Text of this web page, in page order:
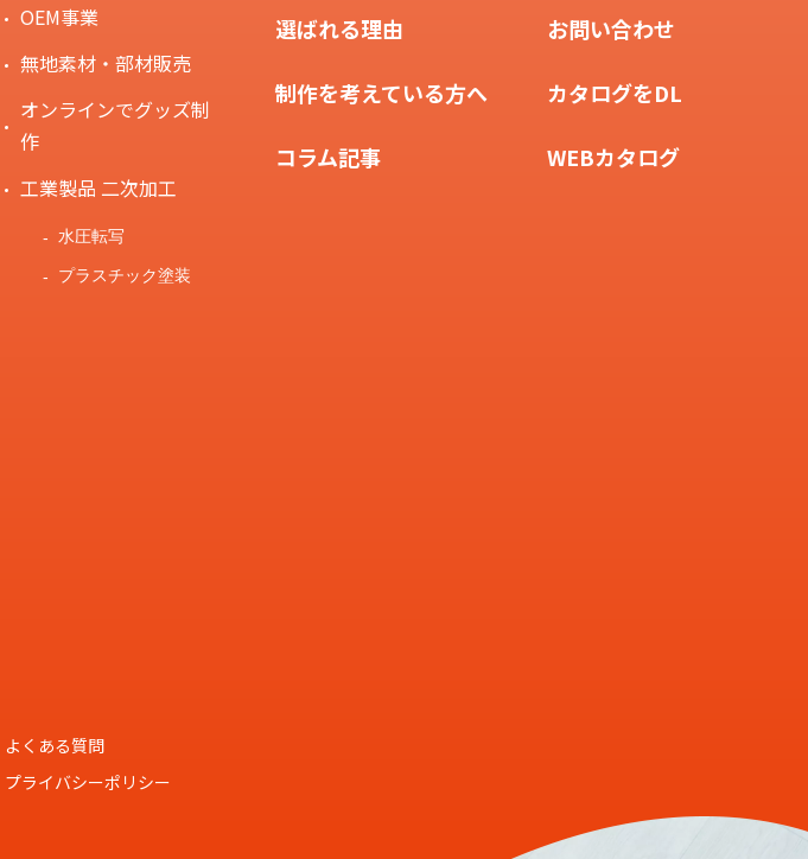
OEM事業
無地素材・部材販売
オンラインでグッズ制
作
工業製品 二次加工
水圧転写
プラスチック塗装
選ばれる理由
制作を考えている方へ
コラム記事
お問い合わせ
カタログをDL
WEBカタログ
よくある質問
プライバシーポリシー